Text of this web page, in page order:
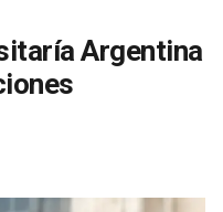
Argentina